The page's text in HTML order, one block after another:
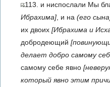
113. и ниспослали Мы
Ибрахима] , и на (его
их двоих [Ибрахима и
добродеющий
делает добро самому
самому себе явно
который явно этим